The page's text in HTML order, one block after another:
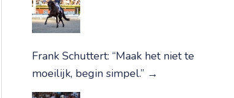
Frank Schuttert: “Maak het niet te
moeilijk, begin simpel.” →